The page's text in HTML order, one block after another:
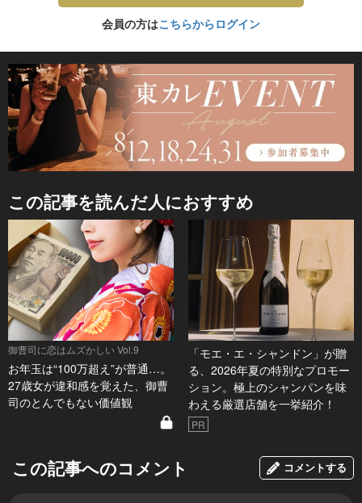
会員の方はこちらからログイン
この記事を読んだ人におすすめ
御曹司に恋はムズかしい Vol.9
お年玉は“100万超え”が普通…。
27歳女が違和感を覚えた、御曹
司のとんでもない価値観
「モエ・エ・シャンドン」が贈
る、2026年夏の特別なプロモー
ション。極上のシャンパンを味
わえる厳選店舗を一挙紹介！
PR
この記事へのコメント コメントする